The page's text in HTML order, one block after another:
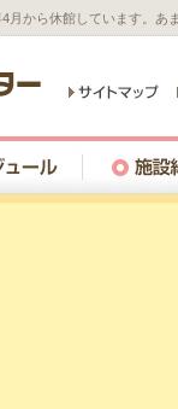
月から休館しています。